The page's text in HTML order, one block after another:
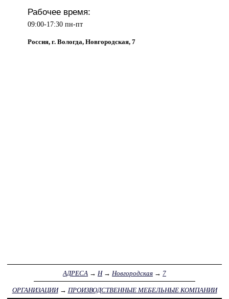
Рабочее время:
09:00-17:30 пн-пт
Россия, г. Вологда, Новгородская, 7
АДРЕСА → Н→ Новгородская → 7
ОРГАНИЗАЦИИ→ ПРОИЗВОДСТВЕННЫЕ МЕБЕЛЬНЫЕ КОМПАНИИ